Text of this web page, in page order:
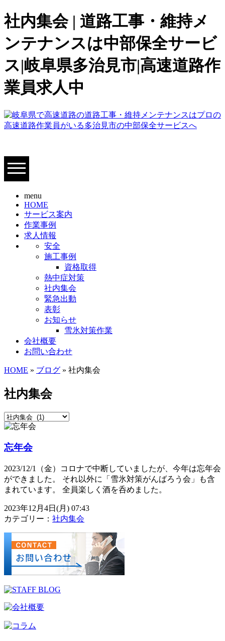
社内集会 | 道路工事・維持メ
ンテナンスは中部保全サービ
ス|岐阜県多治見市|高速道路作
業員求人中
menu
HOME
サービス案内
作業事例
求人情報
安全
施工事例
資格取得
熱中症対策
社内集会
緊急出動
表彰
お知らせ
雪氷対策作業
会社概要
お問い合わせ
HOME » ブログ » 社内集会
社内集会
忘年会
2023/12/1（金）コロナで中断していましたが、今年は忘年会
ができました。 それ以外に「雪氷対策がんばろう会」も含
まれています。 全員楽しく酒を呑めました。
2023年12月4日(月) 07:43
カテゴリー： 社内集会